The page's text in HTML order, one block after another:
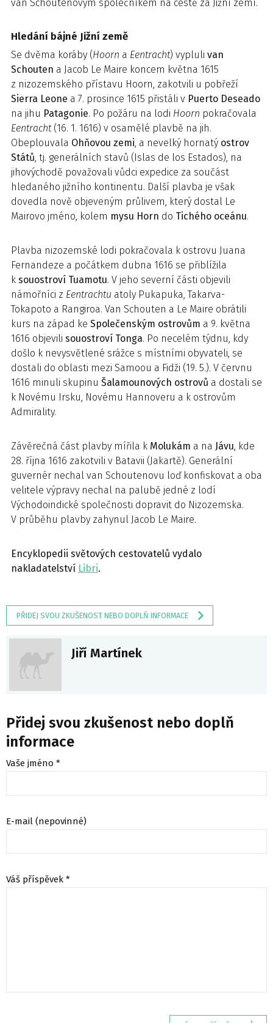
van Schoutenovým společníkem na cestě za Jižní zemí.
Hledání bájné Jižní země
Se dvěma koráby (Hoorn a Eentracht) vypluli van
Schouten a Jacob Le Maire koncem května 1615
z nizozemského přístavu Hoorn, zakotvili u pobřeží
Sier­ra Leone a 7. prosince 1615 přistáli v Puerto Deseado
na jihu Patagonie. Po požáru na lodi Hoorn pokračovala
Eentracht(16. 1. 1616) v osamělé plavbě na jih.
Obeplouvala Ohňovou zemi, a nevelký hornatý ostrov
Států, tj. generálních stavů (Islas de los Estados), na
jihovýchodě považovali vůdci expedice za součást
hledaného jižního kontinentu. Další plavba je však
dovedla nově objeveným průlivem, který dostal Le
Mairovo jméno, kolem mysu Horn do Tichého oceánu.
Plavba nizozemské lodi pokračovala k ostrovu Juana
Fernandeze a počátkem dubna 1616 se přiblížila
k souostroví Tuamotu. V jeho severní části objevili
námořníci z Eentrachtu atoly Pukapuka, Takarva-
Tokapoto a Rangiroa. Van Schouten a Le Maire obrátili
kurs na západ ke Společenským ostrovům a 9. května
1616 objevili souostroví Tonga. Po necelém týdnu, kdy
došlo k nevysvětlené srážce s místními obyvateli, se
dostali do oblasti mezi Samoou a Fidži (19. 5.). V červnu
1616 minuli skupinu Šalamounových ostrovů a dostali se
k Novému Irsku, Novému Hannoveru a k ostrovům
Admirality.
Závěrečná část plavby mířila k Molukám a na Jávu, kde
28. října 1616 zakotvili v Batavii (Jakartě). Generální
guvernér nechal van Schoutenovu loď konfiskovat a oba
velitele výpravy nechal na palubě jedné z lodí
Východoindické společnosti dopravit do Nizozemska.
V průběhu plavby zahynul Jacob Le Maire.
Encyklopedii světových cestovatelů vydalo
nakladatelství Libri.
PŘIDEJ SVOU ZKUŠENOST NEBO DOPLŇ INFORMACE
Jiří Martínek
Přidej svou zkušenost nebo doplň
informace
Vaše jméno *
E-mail (nepovinné)
Váš příspěvek *